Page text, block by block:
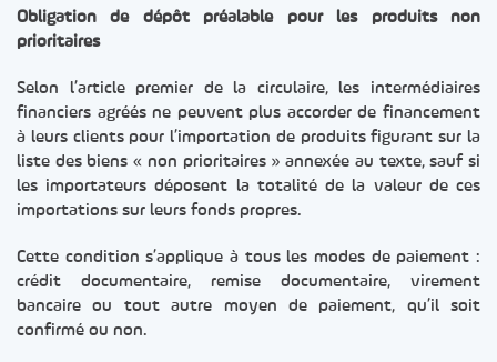
Obligation de dépôt préalable pour les produits non
prioritaires
Selon l’article premier de la circulaire, les intermédiaires
financiers agréés ne peuvent plus accorder de financement
à leurs clients pour l’importation de produits figurant sur la
liste des biens « non prioritaires » annexée au texte, sauf si
les importateurs déposent la totalité de la valeur de ces
importations sur leurs fonds propres.
Cette condition s’applique à tous les modes de paiement :
crédit documentaire, remise documentaire, virement
bancaire ou tout autre moyen de paiement, qu’il soit
confirmé ou non.